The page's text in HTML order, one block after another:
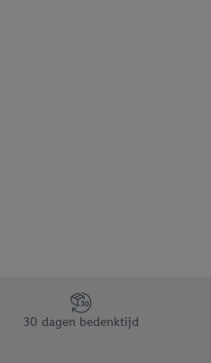
30 dagen bedenktijd